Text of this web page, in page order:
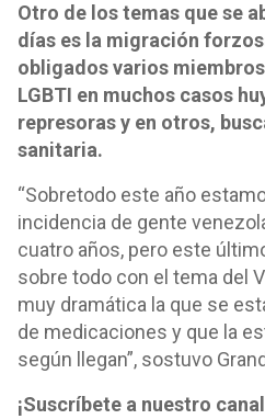
Otro de los temas que se
días es la migración
obligados varios
LGBTI en muchos casos
represoras y en otros,
sanitaria.
“Sobretodo este año
incidencia de gente
cuatro años, pero este
sobre todo con el tema del
muy dramática la que se
de medicaciones y que la
según llegan”, sostuvo
¡Suscríbete a nuestro